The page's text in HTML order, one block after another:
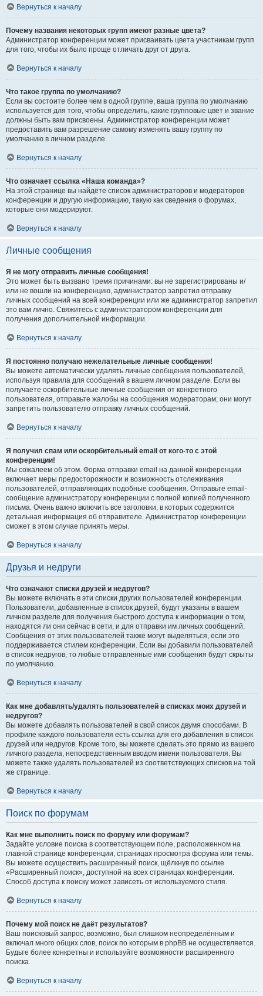
Вернуться к началу
Почему названия некоторых групп имеют разные цвета?
Администратор конференции может присваивать цвета участникам групп
для того, чтобы их было проще отличать друг от друга.
Вернуться к началу
Что такое группа по умолчанию?
Если вы состоите более чем в одной группе, ваша группа по умолчанию
используется для того, чтобы определить, какие групповые цвет и звание
должны быть вам присвоены. Администратор конференции может
предоставить вам разрешение самому изменять вашу группу по
умолчанию в личном разделе.
Вернуться к началу
Что означает ссылка «Наша команда»?
На этой странице вы найдёте список администраторов и модераторов
конференции и другую информацию, такую как сведения о форумах,
которые они модерируют.
Вернуться к началу
Личные сообщения
Я не могу отправить личные сообщения!
Это может быть вызвано тремя причинами: вы не зарегистрированы и/
или не вошли на конференцию, администратор запретил отправку
личных сообщений на всей конференции или же администратор запретил
это вам лично. Свяжитесь с администратором конференции для
получения дополнительной информации.
Вернуться к началу
Я постоянно получаю нежелательные личные сообщения!
Вы можете автоматически удалять личные сообщения пользователей,
используя правила для сообщений в вашем личном разделе. Если вы
получаете оскорбительные личные сообщения от конкретного
пользователя, отправьте жалобы на сообщения модераторам; они могут
запретить пользователю отправку личных сообщений.
Вернуться к началу
Я получил спам или оскорбительный email от кого-то с этой
конференции!
Мы сожалеем об этом. Форма отправки email на данной конференции
включает меры предосторожности и возможность отслеживания
пользователей, отправляющих подобные сообщения. Отправьте email-
сообщение администратору конференции с полной копией полученного
письма. Очень важно включить все заголовки, в которых содержится
детальная информация об отправителе. Администратор конференции
сможет в этом случае принять меры.
Вернуться к началу
Друзья и недруги
Что означают списки друзей и недругов?
Вы можете включать в эти списки других пользователей конференции.
Пользователи, добавленные в список друзей, будут указаны в вашем
личном разделе для получения быстрого доступа к информации о том,
находятся ли они сейчас в сети, и для отправки им личных сообщений.
Сообщения от этих пользователей также могут выделяться, если это
поддерживается стилем конференции. Если вы добавили пользователей
в список недругов, то любые отправленные ими сообщения будут скрыты
по умолчанию.
Вернуться к началу
Как мне добавлять/удалять пользователей в списках моих друзей и
недругов?
Вы можете добавлять пользователей в свой список двумя способами. В
профиле каждого пользователя есть ссылка для его добавления в список
друзей или недругов. Кроме того, вы можете сделать это прямо из вашего
личного раздела, непосредственным вводом имени пользователя. Вы
можете также удалять пользователей из соответствующих списков на той
же странице.
Вернуться к началу
Поиск по форумам
Как мне выполнить поиск по форуму или форумам?
Задайте условие поиска в соответствующем поле, расположенном на
главной странице конференции, страницах просмотра форума или темы.
Вы можете осуществить расширенный поиск, щёлкнув по ссылке
«Расширенный поиск», доступной на всех страницах конференции.
Способ доступа к поиску может зависеть от используемого стиля.
Вернуться к началу
Почему мой поиск не даёт результатов?
Ваш поисковый запрос, возможно, был слишком неопределённым и
включал много общих слов, поиск по которым в phpBB не осуществляется.
Будьте более конкретны и используйте возможности расширенного
поиска.
Вернуться к началу